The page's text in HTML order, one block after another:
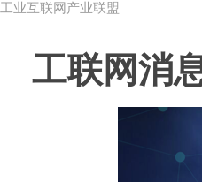
工业互联网产业联盟
工联网消